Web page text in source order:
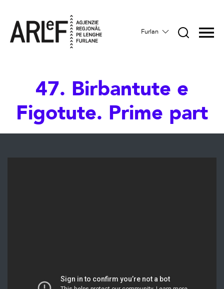
Furlan
47. Birbantute e
Figotute. Prime part